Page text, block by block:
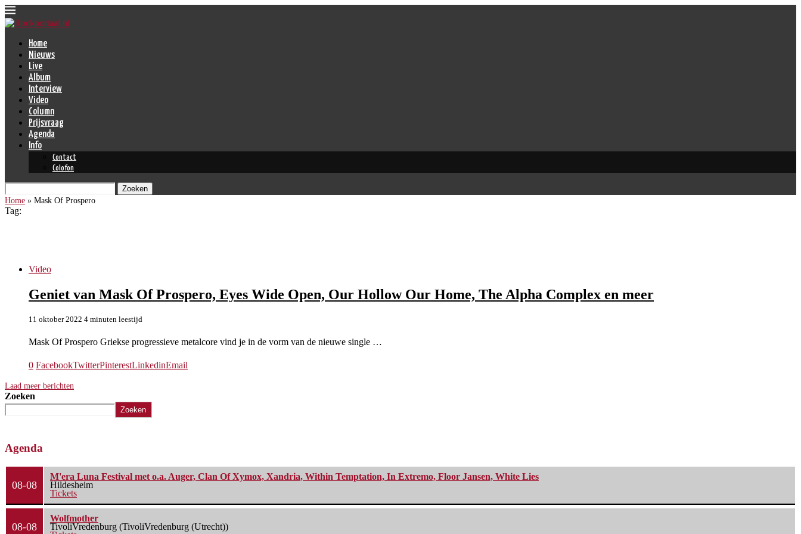
Home
Nieuws
Live
Album
Interview
Video
Column
Prijsvraag
Agenda
Info
Contact
Colofon
Zoeken
Home » Mask Of Prospero
Tag:
Video
Geniet van Mask Of Prospero, Eyes Wide Open, Our Hollow Our Home, The Alpha Complex en meer
11 oktober 2022 4 minuten leestijd
Mask Of Prospero Griekse progressieve metalcore vind je in de vorm van de nieuwe single …
0 FacebookTwitterPinterestLinkedinEmail
Laad meer berichten
Zoeken
Zoeken
Agenda
08-08
M'era Luna Festival met o.a. Auger, Clan Of Xymox, Xandria, Within Temptation, In Extremo, Floor Jansen, White Lies
Hildesheim
Tickets
08-08
Wolfmother
TivoliVredenburg (TivoliVredenburg (Utrecht))